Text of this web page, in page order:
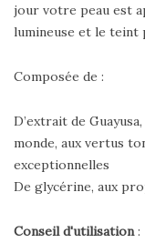
jour votre peau est
lumineuse et le teint
Composée de :
D’extrait de
monde, aux vertus
exceptionnelles
De glycérine, aux
Conseil d'utilisation :